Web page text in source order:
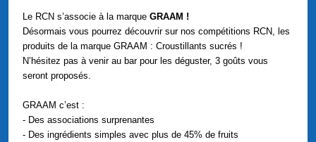
Le RCN s’associe à la marque GRAAM !
Désormais vous pourrez découvrir sur nos compétitions RCN, les
produits de la marque GRAAM : Croustillants sucrés !
N’hésitez pas à venir au bar pour les déguster, 3 goûts vous
seront proposés.
GRAAM c’est :
- Des associations surprenantes
- Des ingrédients simples avec plus de 45% de fruits